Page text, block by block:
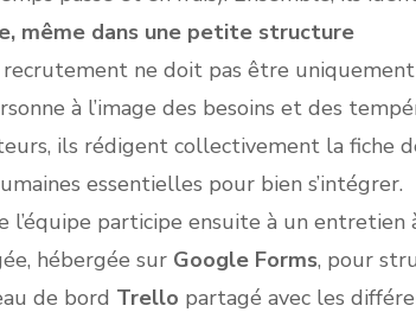
même dans une petite structure
ne doit pas être
à l’image des besoins et des
ils rédigent collectivement la fiche
essentielles pour bien s’intégrer.
l’équipe participe ensuite à un
hébergée sur Google Forms, pour
de bord Trello partagé avec les